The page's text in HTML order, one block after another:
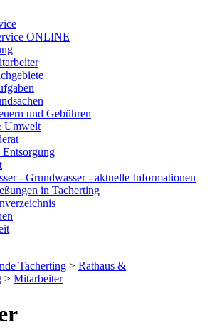
ONLINE
und Gebühren
Umwelt
- Grundwasser - aktuelle Informationen
in Tacherting
Tacherting > Rathaus &
> Mitarbeiter